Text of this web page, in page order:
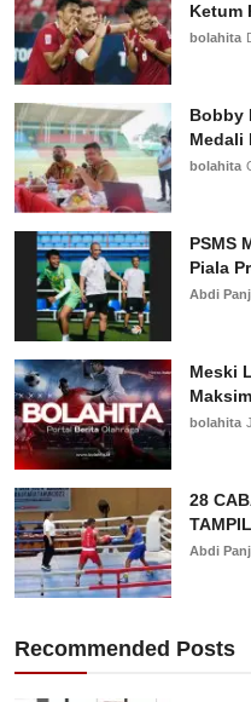
Ketum
bolahita
Bobby
Medali
bolahita
PSMS
Piala
Abdi
Meski
bolahita
28
Abdi
Recommended Posts